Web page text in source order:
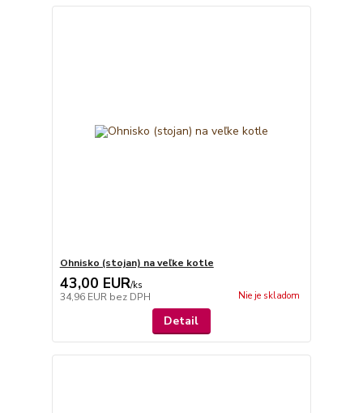
Ohnisko (stojan) na veľke kotle
43,00 EUR/ks
34,96 EUR bez DPH Nie je skladom
Detail